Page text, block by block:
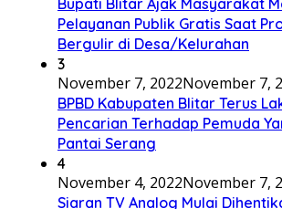
Pelayanan Publik Gratis Saat
Bergulir di Desa/Kelurahan
3
November 7, 2022November 7,
BPBD Kabupaten Blitar Terus
Pencarian Terhadap Pemuda
Pantai Serang
4
November 4, 2022November 7,
Siaran TV Analog Mulai